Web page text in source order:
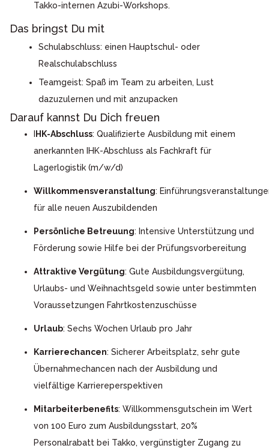
Takko-internen Azubi-Workshops.
Das bringst Du mit
Schulabschluss: einen Hauptschul- oder
Realschulabschluss
Teamgeist: Spaß im Team zu arbeiten, Lust
dazuzulernen und mit anzupacken
Darauf kannst Du Dich freuen
HK-Abschluss: Qualifizierte Ausbildung mit einem
anerkannten IHK-Abschluss als Fachkraft für
Lagerlogistik (m/w/d)
Willkommensveranstaltung:
für alle neuen Auszubildenden
Persönliche Betreuung: Intensive Unterstützung und
Förderung sowie Hilfe bei der Prüfungsvorbereitung
Attraktive Vergütung: Gute Ausbildungsvergütung,
Urlaubs- und Weihnachtsgeld sowie unter bestimmten
Voraussetzungen Fahrtkostenzuschüsse
Urlaub: Sechs Wochen Urlaub pro Jahr
Karrierechancen: Sicherer Arbeitsplatz, sehr gute
Übernahmechancen nach der Ausbildung und
vielfältige Karriereperspektiven
Mitarbeiterbenefits: Willkommensgutschein im Wert
von 100 Euro zum Ausbildungsstart, 20%
Personalrabatt bei Takko, vergünstigter Zugang zu